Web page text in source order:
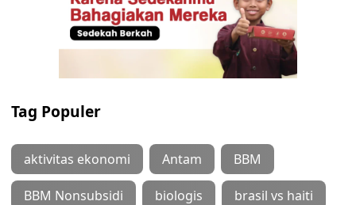
Tag Populer
aktivitas ekonomi Antam BBM
BBM Nonsubsidi biologis brasil vs haiti